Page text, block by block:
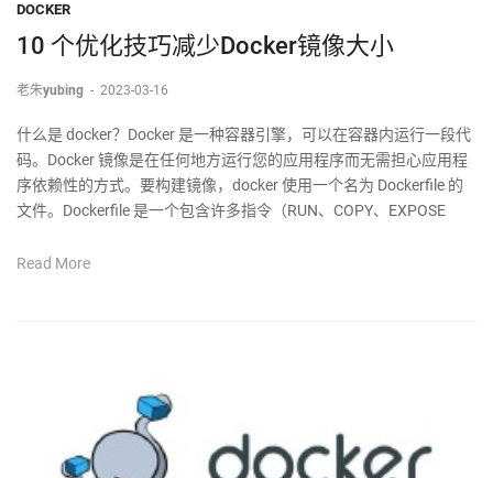
DOCKER
10 个优化技巧减少Docker镜像大小
老朱yubing - 2023-03-16
什么是 docker？Docker 是一种容器引擎，可以在容器内运行一段代
码。Docker 镜像是在任何地方运行您的应用程序而无需担心应用程
序依赖性的方式。要构建镜像，docker 使用一个名为 Dockerfile 的
文件。Dockerfile 是一个包含许多指令（RUN、COPY、EXPOSE
Read More